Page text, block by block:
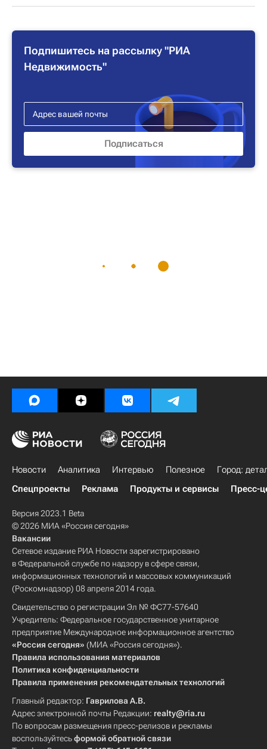
Подпишитесь на рассылку "РИА
Недвижимость"
Новости Аналитика Интервью Полезное
Город:
Спецпроекты
Реклама Продукты и сервисы Пресс-
Версия 2023.1 Beta
© 2026 МИА «Россия сегодня»
Вакансии
Сетевое издание РИА Новости зарегистрировано
в Федеральной службе по надзору в сфере связи,
информационных технологий и массовых коммуникаций
(Роскомнадзор) 08 апреля 2014 года.
Свидетельство о регистрации Эл № ФС77-57640
Учредитель: Федеральное государственное унитарное
предприятие Международное информационное агентство
«Россия сегодня» (МИА «Россия сегодня»).
Правила использования материалов
Политика конфиденциальности
Правила применения рекомендательных технологий
Главный редактор: Гаврилова А.В.
Адрес электронной почты Редакции: realty@ria.ru
По вопросам размещения пресс-релизов и рекламы
воспользуйтесьформой обратной связи